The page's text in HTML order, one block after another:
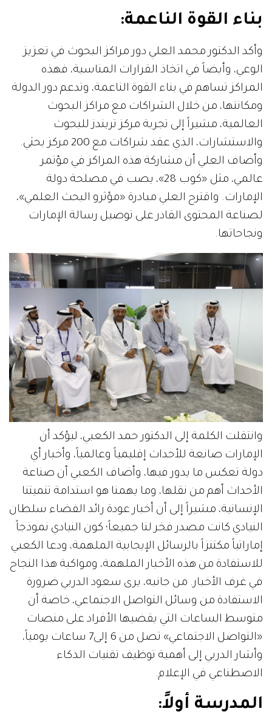
بناء القوة الناعمة:
وأكد الدكتور محمد العلي دور مراكز البحوث في تعزيز
الوعي، وأيضاً في اتخاذ القرارات المناسبة، فهذه
المراكز تساهم في بناء القوة الناعمة، وتدعم دور الدولة
ومكانتها، من خلال الشراكات مع مراكز البحوث
العالمية، مشيراً إلى تجربة مركز تريندز للبحوث
والاستشارات، الذي عقد شراكات مع 200 مركز بحثي.
وأضاف العلي أن مشاركة هذه المراكز في مؤتمر
عالمي، مثل «كوب 28»، يصب في مصلحة دولة
الإمارات. واقترح العلي مبادرة «مؤثرو البحث العلمي»،
لصناعة المحتوى القادر على توصيل رسالة الإمارات
ونجاحاتها.
وانتقلت الكلمة إلى الدكتور حمد الكعبي، ليؤكد أن
الإمارات صانعة للأحداث إقليمياً وعالمياً، وأخبار أي
دولة تعكس ما يدور فيها، وأضاف الكعبي أن صناعة
الأحداث أهم من نقلها، وما يهمنا هو استدامة تنميتنا
الإنسانية، مشيراً إلى أن أخبار عودة رائد الفضاء سلطان
النيادي كانت مصدر فخر لنا جميعاً؛ كون النيادي نموذجاً
إماراتياً مكتنزاً بالرسائل الإيجابية الملهمة، ودعا الكعبي
للاستفادة من هذه الأخبار الملهمة، ومواكبة هذا النجاح
في غرف الأخبار. من جانبه، يرى سعود الدربي ضرورة
الاستفادة من وسائل التواصل الاجتماعي، خاصة أن
متوسط الساعات التي يقضيها الأفراد على منصات
«التواصل الاجتماعي» تصل من 6 إلى7 ساعات يومياً،
وأشار الدربي إلى أهمية توظيف تقنيات الذكاء
الاصطناعي في الإعلام.
المدرسة أولاً: